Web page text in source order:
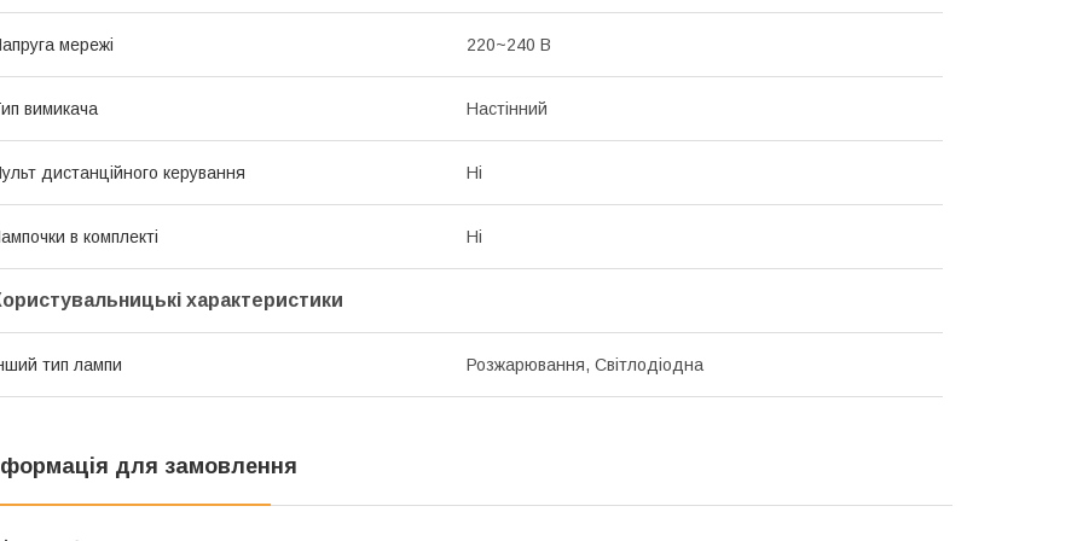
мережі 220~240 В
вимикача Настінний
дистанційного керування Ні
в комплекті Ні
характеристики
тип лампи Розжарювання, Світлодіодна
для замовлення